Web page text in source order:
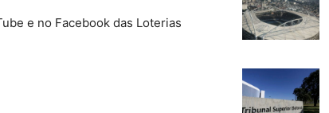
e no Facebook das Loterias